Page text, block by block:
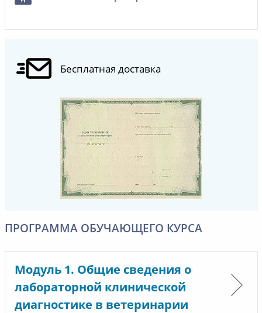
Бесплатная доставка
ПРОГРАММА ОБУЧАЮЩЕГО КУРСА
Модуль 1. Общие сведения о
лабораторной клинической
диагностике в ветеринарии